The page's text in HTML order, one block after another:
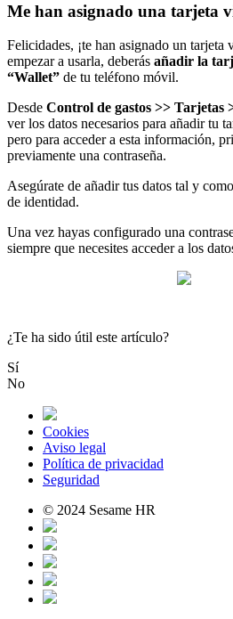
Me han asignado una tarjeta
Felicidades, ¡te han asignado un tarjeta
empezar a usarla, deberás añadir la
“Wallet” de tu teléfono móvil.
Desde Control de gastos >> Tarjetas
ver los datos necesarios para añadir tu
pero para acceder a esta información,
previamente una contraseña.
Asegúrate de añadir tus datos tal y como
de identidad.
Una vez hayas configurado una
siempre que necesites acceder a los
¿Te ha sido útil este artículo?
Sí
No
Cookies
Aviso legal
Política de privacidad
Seguridad
© 2024 Sesame HR